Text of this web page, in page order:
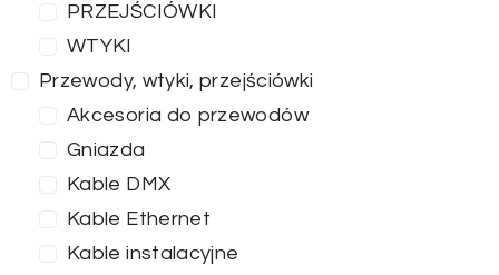
PRZEJŚCIÓWKI
WTYKI
Przewody, wtyki, przejściówki
Akcesoria do przewodów
Gniazda
Kable DMX
Kable Ethernet
Kable instalacyjne